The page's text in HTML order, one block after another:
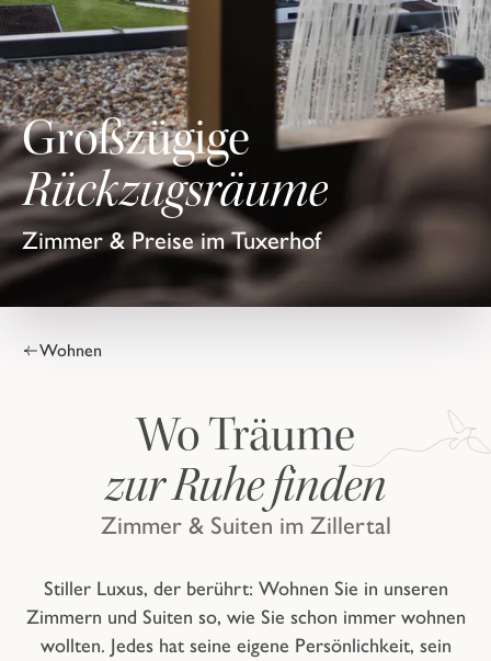
Großzügige
Rückzugsräume
Zimmer & Preise im Tuxerhof
Wohnen
Zimmer & Suiten im Zillertal
Wo Träume
zur Ruhe finden
Stiller Luxus, der berührt: Wohnen Sie in unseren
Zimmern und Suiten so, wie Sie schon immer wohnen
wollten. Jedes hat seine eigene Persönlichkeit, sein